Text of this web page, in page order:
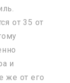
от 35 от
и
же от его